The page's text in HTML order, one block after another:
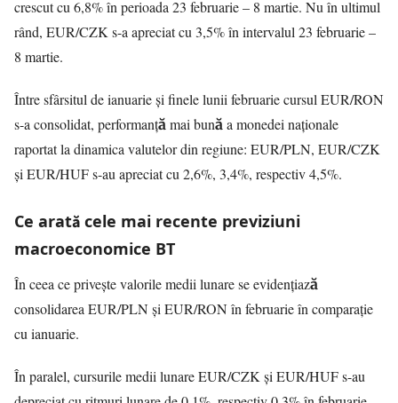
crescut cu 6,8% în perioada 23 februarie – 8 martie. Nu în ultimul
rând, EUR/CZK s-a apreciat cu 3,5% în intervalul 23 februarie –
8 martie.
Între sfârsitul de ianuarie și finele lunii februarie cursul EUR/RON
s-a consolidat, performanță mai bună a monedei naționale
raportat la dinamica valutelor din regiune: EUR/PLN, EUR/CZK
și EUR/HUF s-au apreciat cu 2,6%, 3,4%, respectiv 4,5%.
Ce arată cele mai recente previziuni
macroeconomice BT
În ceea ce privește valorile medii lunare se evidențiază
consolidarea EUR/PLN și EUR/RON în februarie în comparaţie
cu ianuarie.
În paralel, cursurile medii lunare EUR/CZK și EUR/HUF s-au